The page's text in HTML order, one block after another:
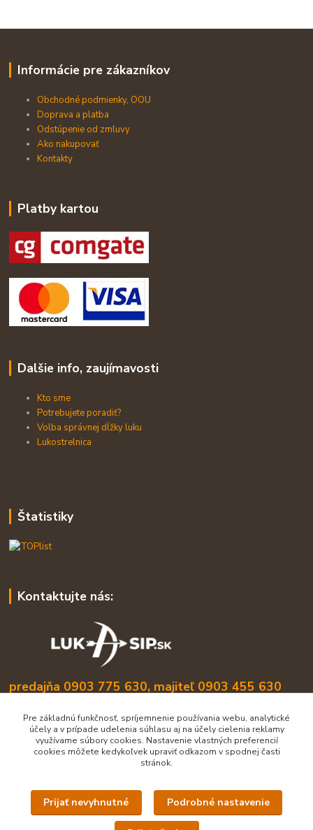
Informácie pre zákazníkov
Obchodné podmienky, OOU
Doprava a platba
Odstúpenie od zmluvy
Ako nakupovať
Kontakty
Platby kartou
Dalšie info, zaujímavosti
Kto sme
Potrebujete poradiť?
Volba správnej dĺžky luku
Lukostrelnica
Štatistiky
Kontaktujte nás:
predajňa 0903 775 630, majiteľ 0903 455 630
info@lukasip.sk
Upravit sběr cookies.
Pre základnú funkčnosť, spríjemnenie používania webu, analytické
účely a v prípade udelenia súhlasu aj na účely cielenia reklamy
využívame súbory cookies. Nastavenie vlastných preferencií
cookies môžete kedykoľvek upraviť odkazom v spodnej časti
stránok.
Prijať nevyhnutné Podrobné nastavenie